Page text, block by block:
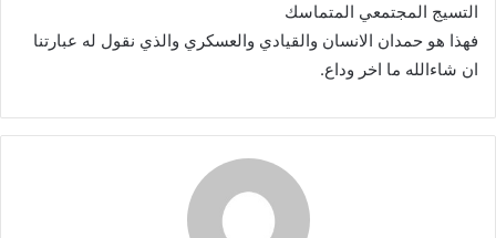
التسيج المجتمعي المتماسك
فهذا هو حمدان الانسان والقيادي والعسكري والذي نقول له عبارتنا
ان شاءالله ما اخر وداع.